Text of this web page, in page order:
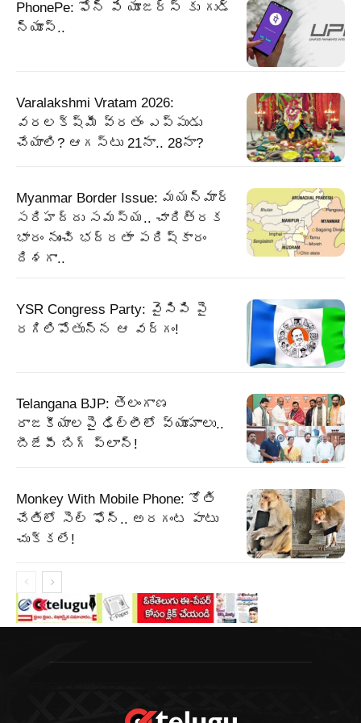
PhonePe: ఫోన్ పే యూజర్స్ కు గుడ్
న్యూస్..
Varalakshmi Vratam 2026:
వరలక్ష్మీ వ్రతం ఎప్పుడు
చేయాలి? ఆగస్టు 21నా.. 28నా?
Myanmar Border Issue: మయన్మార్‌
సరిహద్దు సమస్య.. చారిత్రక
భారం నుంచి భద్రతా పరిష్కారం
దిశగా..
YSR Congress Party: వైసిపి పై
రగిలిపోతున్న ఆ వర్గం!
Telangana BJP: తెలంగాణ
రాజకీయాలపై ఢిల్లీలో వ్యూహాలు..
బీజేపీ బిగ్‌ ప్లాన్‌!
Monkey With Mobile Phone: కోతి
చేతిలో సెల్ ఫోన్.. అరగంట పాటు
చుక్కలే!